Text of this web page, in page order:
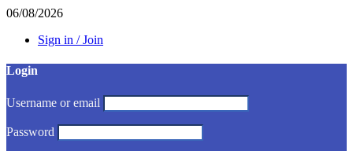
06/08/2026
Sign in / Join
Login
Username or email
Password